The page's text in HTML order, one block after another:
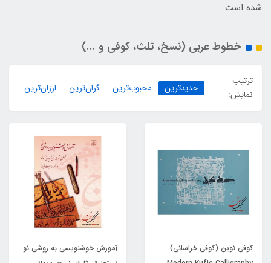
شده است
خطوط عربی (نسخ، ثلث، کوفی و ...)
ترتیب
نمایش:
جدیدترین محبوب‌ترین گران‌ترین ارزان‌ترین
کوفی نوین (کوفی خراسانی)
آموزش خوشنویسی به روشی نو: